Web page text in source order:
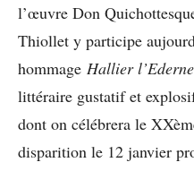
l’œuvre Don
Thiollet y participe
hommage Hallier
littéraire gustatif et
dont on célébrera le
disparition le 12 janvier